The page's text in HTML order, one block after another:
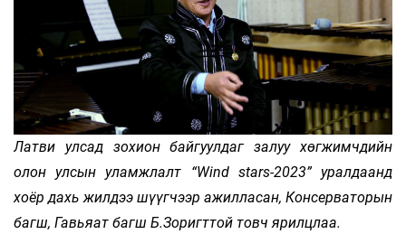
Латви улсад зохион байгуулдаг залуу хөгжимчдийн
олон улсын уламжлалт “Wind stars-2023” уралдаанд
хоёр дахь жилдээ шүүгчээр ажилласан, Консерваторын
багш, Гавьяат багш Б.Зоригттой товч ярилцлаа.